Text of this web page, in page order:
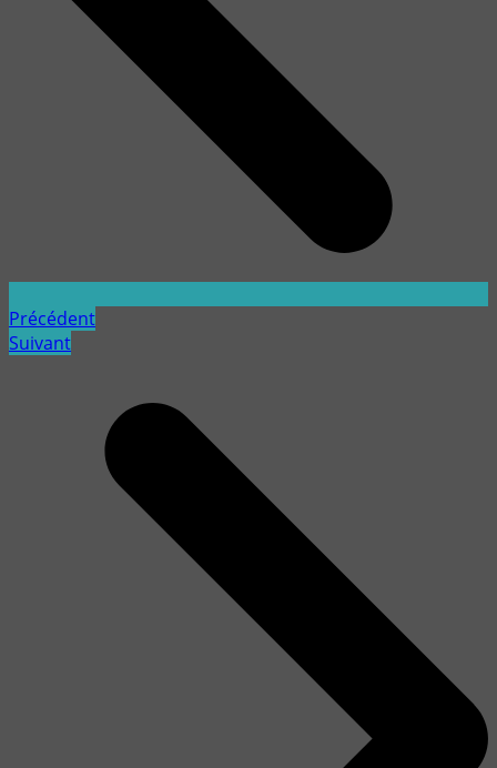
Précédent
Suivant